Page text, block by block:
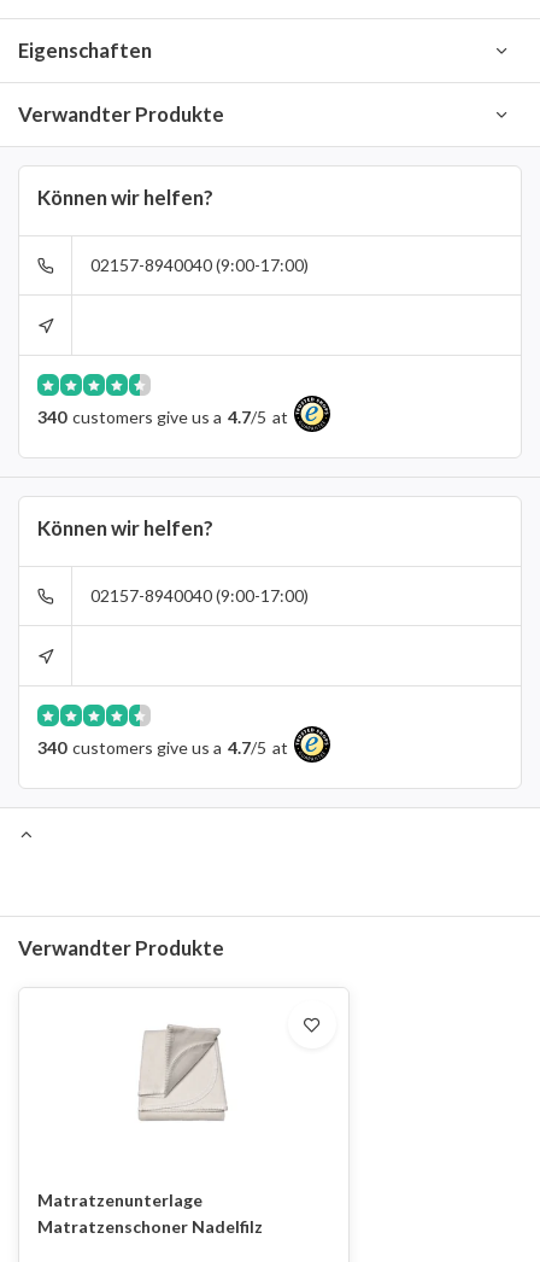
Eigenschaften
Verwandter Produkte
Können wir helfen?
02157-8940040 (9:00-17:00)
340 customers give us a 4.7/5 at
Können wir helfen?
02157-8940040 (9:00-17:00)
340 customers give us a 4.7/5 at
Verwandter Produkte
Matratzenunterlage
Matratzenschoner Nadelfilz